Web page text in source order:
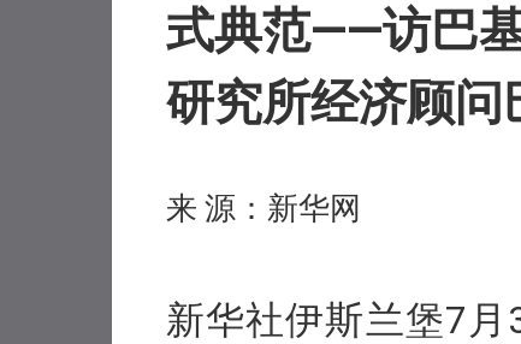
式典范——访巴
研究所经济顾问
来 源：新华网
新华社伊斯兰堡7